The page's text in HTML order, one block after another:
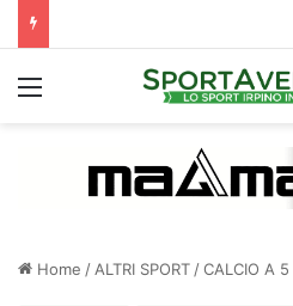
Menu
Home / ALTRI SPORT /CALCIO A 5